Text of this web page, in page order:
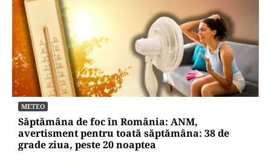
METEO
Săptămâna de foc în România: ANM,
avertisment pentru toată săptămâna: 38 de
grade ziua, peste 20 noaptea